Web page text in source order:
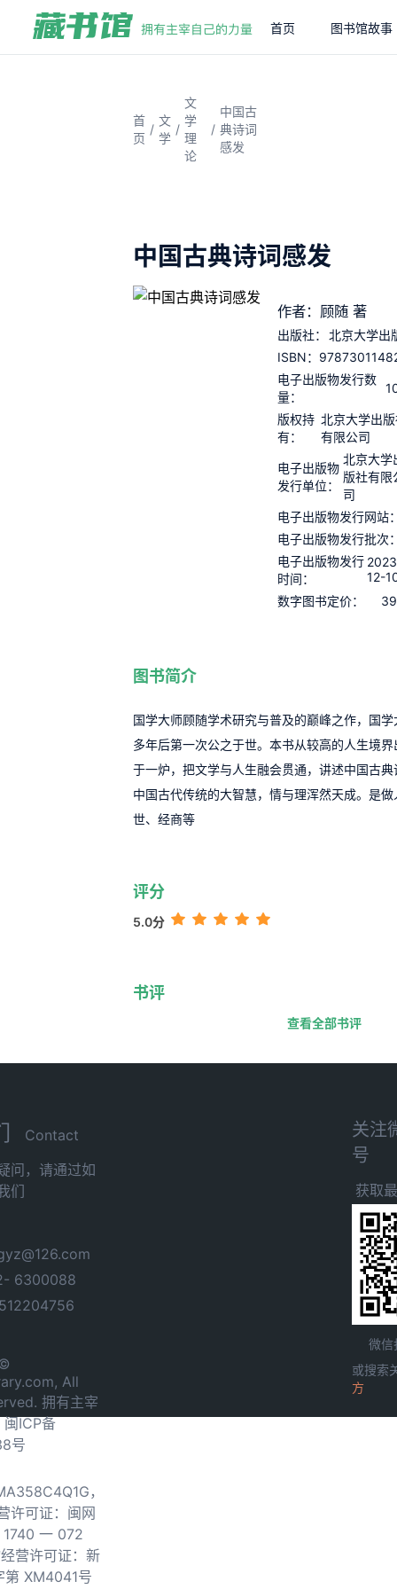
首页 图书馆故事
首
页
/
文
学
/
文
学
理
论
/
中国古
典诗词
感发
中国古典诗词感发
作者：顾随 著
出版社：
北京大学出
ISBN：
电子出版物发行数
量：
版权持
有：
北京大学出
有限公司
电子出版物
发行单位：
北京大学
版社有限
司
电子出版物发行网站
电子出版物发行批次
电子出版物发行
时间：
12-
数字图书定价：
图书简介
国学大师顾随学术研究与普及的巅峰之作，国
多年后第一次公之于世。本书从较高的人生境
于一炉，把文学与人生融会贯通，讲述中国古
中国古代传统的大智慧，情与理浑然天成。是
世、经商等
评分
5.0分
书评
查看全部书评
Contact
问，请通过如
们
6300088
All
拥有主宰
闽ICP备
号
，
许可证：闽网
一 072
营许可证：新
第 XM4041号
关注
号
获取
微信
或搜索
方